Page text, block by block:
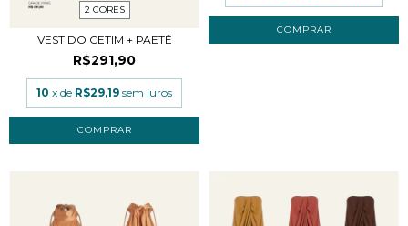
2 CORES
VESTIDO CETIM + PAETÊ
R$291,90
10 x de R$29,19 sem juros
COMPRAR
COMPRAR